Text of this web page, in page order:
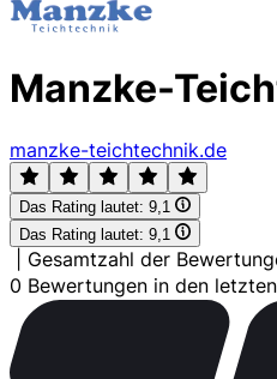
Manzke-
manzke-teichtechnik.de
Das Rating lautet: 9,1
Das Rating lautet: 9,1
Gesamtzahl der
0 Bewertungen in den